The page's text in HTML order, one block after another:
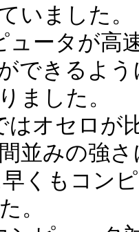
ていました
ュータが高
できるよ
ました。
はオセロが
並みの強
くもコン
。